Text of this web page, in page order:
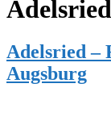
Content
Adelsried
Adelsried –
Augsburg